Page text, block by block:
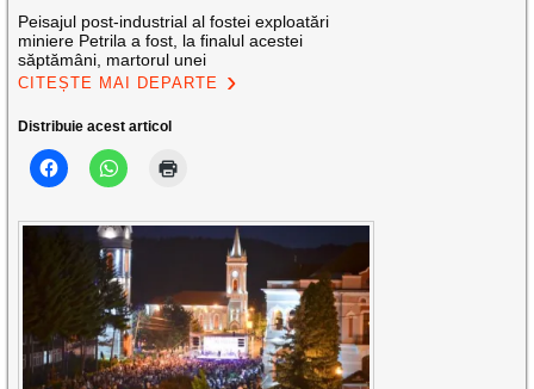
Peisajul post-industrial al fostei exploatări
miniere Petrila a fost, la finalul acestei
săptămâni, martorul unei
CITEȘTE MAI DEPARTE
Distribuie acest articol